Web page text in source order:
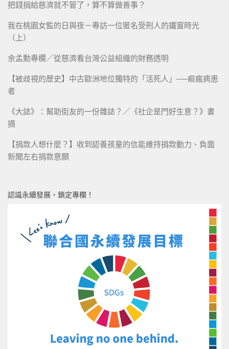
把錢捐給慈濟就不管了，算不算做善事？
我在桃園女監的日與夜－專訪一位匿名受刑人的鐵窗時光
（上）
余孟勳專欄／從慈濟看台灣公益組織的財務透明
【被歧視的歷史】中古歐洲地位獨特的「活死人」──痲瘋病患
者
《大誌》：幫助街友的一份雜誌？／《社企是門好生意？》書
摘
【捐款人想什麼？】收到認養孩童的信能維持捐款動力、負面
新聞左右捐款意願
認識永續發展，鎖定專欄！